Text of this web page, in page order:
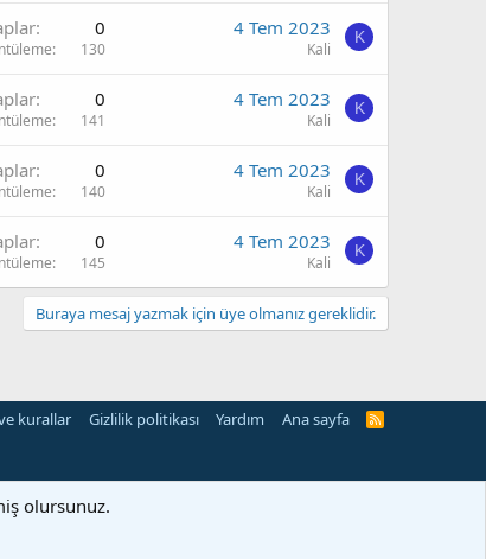
0
130
4 Tem 2023
Kali
K
0
141
4 Tem 2023
Kali
K
0
140
4 Tem 2023
Kali
K
0
145
4 Tem 2023
Kali
K
Buraya mesaj yazmak için üye olmanız gereklidir.
kurallar Gizlilik politikası Yardım Ana sayfa
R
olursunuz.